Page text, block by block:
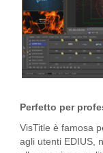
Perfetto per
VisTitle è famosa
agli utenti EDIUS,